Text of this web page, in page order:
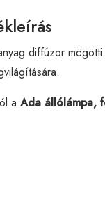
diffúzor
a Ada állólámpa,